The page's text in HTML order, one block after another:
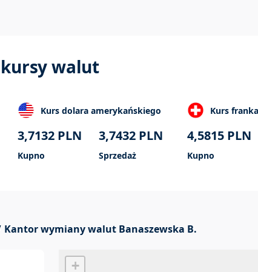
walut
Kurs dolara amerykańskiego
3,7132 PLN
Kupno
3,7432 PLN
Sprzedaż
Kurs
4,5815 PLN
Kupno
Kantor wymiany walut Banaszewska B.
+